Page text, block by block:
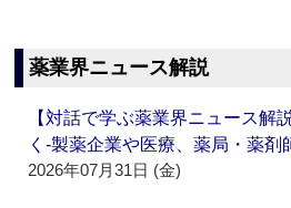
薬業界ニュース解説
【対話で学ぶ薬業界ニュース解
く‐製薬企業や医療、薬局・薬
2026年07月31日 (金)